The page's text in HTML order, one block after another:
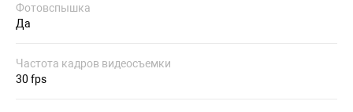
Фотовспышка
Да
Частота кадров видеосъемки
30 fps